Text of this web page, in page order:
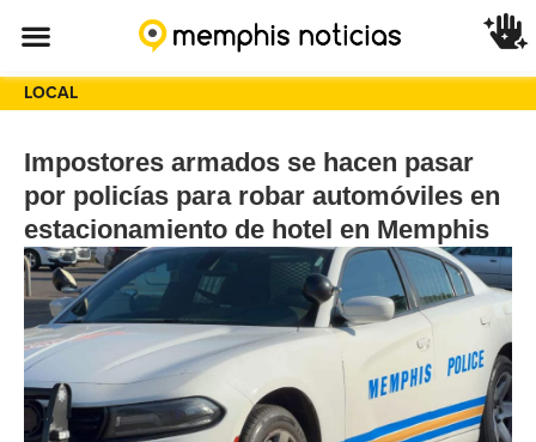
LOCAL
Impostores armados se hacen pasar
por policías para robar automóviles en
estacionamiento de hotel en Memphis